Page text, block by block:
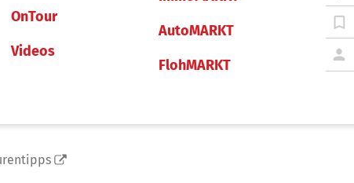
OnTour
Videos
AutoMARKT
FlohMARKT